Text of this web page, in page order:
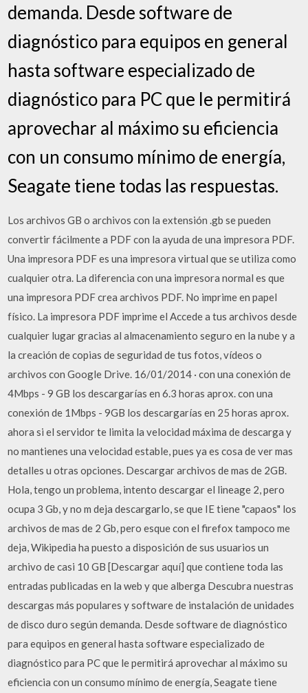
demanda. Desde software de
diagnóstico para equipos en general
hasta software especializado de
diagnóstico para PC que le permitirá
aprovechar al máximo su eficiencia
con un consumo mínimo de energía,
Seagate tiene todas las respuestas.
Los archivos GB o archivos con la extensión .gb se pueden
convertir fácilmente a PDF con la ayuda de una impresora PDF.
Una impresora PDF es una impresora virtual que se utiliza como
cualquier otra. La diferencia con una impresora normal es que
una impresora PDF crea archivos PDF. No imprime en papel
físico. La impresora PDF imprime el Accede a tus archivos desde
cualquier lugar gracias al almacenamiento seguro en la nube y a
la creación de copias de seguridad de tus fotos, vídeos o
archivos con Google Drive. 16/01/2014 · con una conexión de
4Mbps - 9 GB los descargarías en 6.3 horas aprox. con una
conexión de 1Mbps - 9GB los descargarías en 25 horas aprox.
ahora si el servidor te limita la velocidad máxima de descarga y
no mantienes una velocidad estable, pues ya es cosa de ver mas
detalles u otras opciones. Descargar archivos de mas de 2GB.
Hola, tengo un problema, intento descargar el lineage 2, pero
ocupa 3 Gb, y no m deja descargarlo, se que IE tiene "capaos" los
archivos de mas de 2 Gb, pero esque con el firefox tampoco me
deja, Wikipedia ha puesto a disposición de sus usuarios un
archivo de casi 10 GB [Descargar aquí] que contiene toda las
entradas publicadas en la web y que alberga Descubra nuestras
descargas más populares y software de instalación de unidades
de disco duro según demanda. Desde software de diagnóstico
para equipos en general hasta software especializado de
diagnóstico para PC que le permitirá aprovechar al máximo su
eficiencia con un consumo mínimo de energía, Seagate tiene